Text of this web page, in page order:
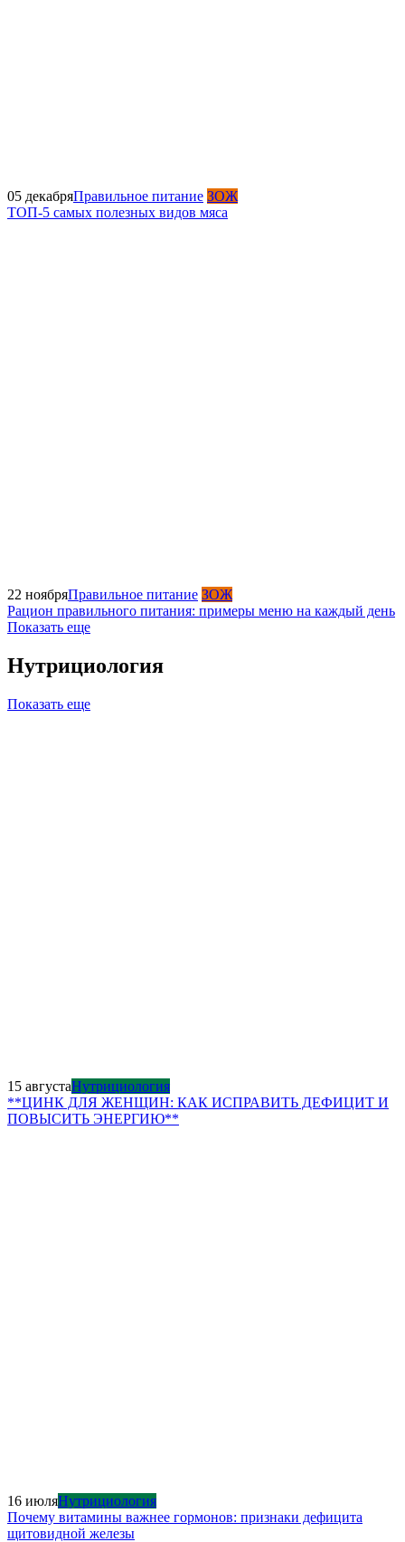
05 декабряПравильное питание ЗОЖ
ТОП-5 самых полезных видов мяса
22 ноябряПравильное питание ЗОЖ
Рацион правильного питания: примеры меню на каждый день
Показать еще
Нутрициология
Показать еще
15 августаНутрициология
**ЦИНК ДЛЯ ЖЕНЩИН: КАК ИСПРАВИТЬ ДЕФИЦИТ И
ПОВЫСИТЬ ЭНЕРГИЮ**
16 июляНутрициология
Почему витамины важнее гормонов: признаки дефицита
щитовидной железы